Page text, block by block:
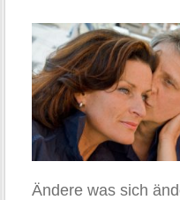
Ändere was sich